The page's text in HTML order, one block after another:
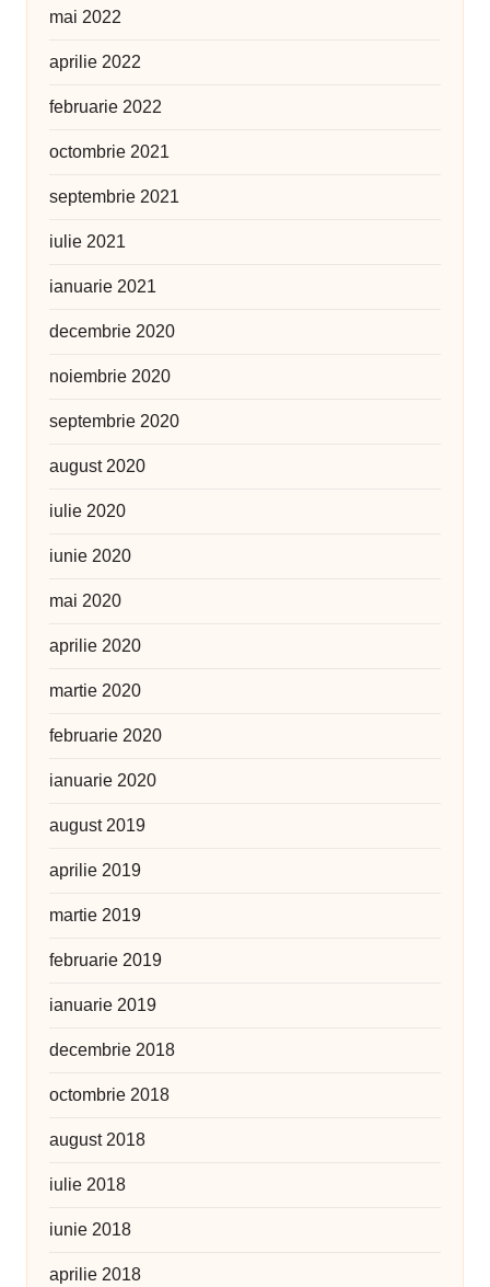
mai 2022
aprilie 2022
februarie 2022
octombrie 2021
septembrie 2021
iulie 2021
ianuarie 2021
decembrie 2020
noiembrie 2020
septembrie 2020
august 2020
iulie 2020
iunie 2020
mai 2020
aprilie 2020
martie 2020
februarie 2020
ianuarie 2020
august 2019
aprilie 2019
martie 2019
februarie 2019
ianuarie 2019
decembrie 2018
octombrie 2018
august 2018
iulie 2018
iunie 2018
aprilie 2018